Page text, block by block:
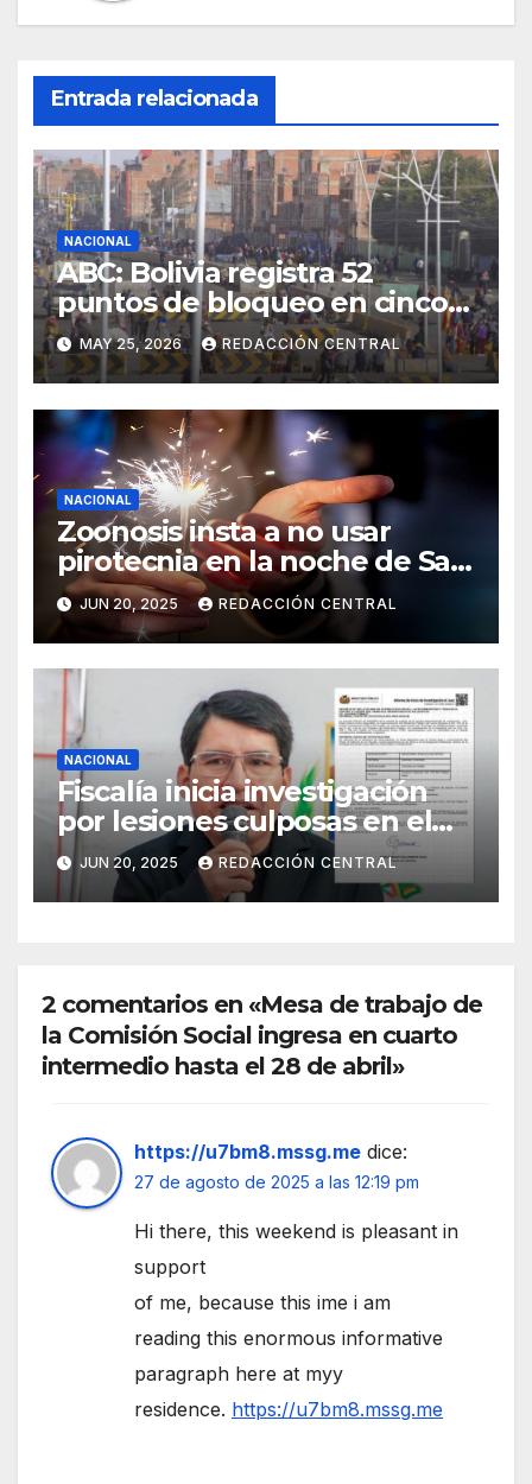
Entrada relacionada
NACIONAL
ABC: Bolivia registra 52
puntos de bloqueo en cinco
departamentos
MAY 25, 2026 REDACCIÓN CENTRAL
NACIONAL
Zoonosis insta a no usar
pirotecnia en la noche de San
Juan
JUN 20, 2025 REDACCIÓN CENTRAL
NACIONAL
Fiscalía inicia investigación
por lesiones culposas en el
caso del gobernador
chuquisaqueño Damián
Condori
JUN 20, 2025 REDACCIÓN CENTRAL
2 comentarios en «Mesa de trabajo de
la Comisión Social ingresa en cuarto
intermedio hasta el 28 de abril»
https://u7bm8.mssg.me dice:
27 de agosto de 2025 a las 12:19 pm
Hi there, this weekend is pleasant in
support
of me, because this ime i am
reading this enormous informative
paragraph here at myy
residence. https://u7bm8.mssg.me